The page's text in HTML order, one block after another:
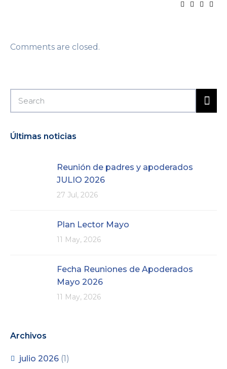
Comments are closed.
Últimas noticias
Reunión de padres y apoderados
JULIO 2026
27 Jul, 2026
Plan Lector Mayo
11 May, 2026
Fecha Reuniones de Apoderados
Mayo 2026
11 May, 2026
Archivos
julio 2026 (1)